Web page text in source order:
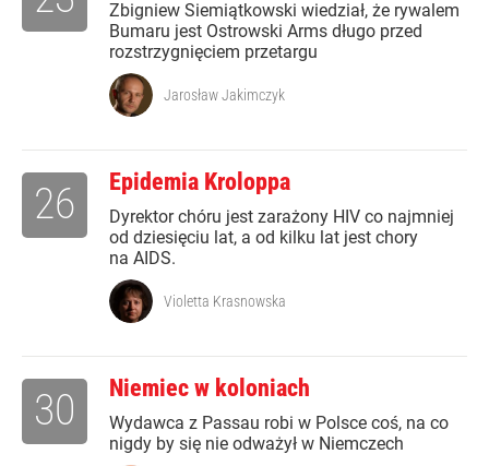
Zbigniew Siemiątkowski wiedział, że rywalem
Bumaru jest Ostrowski Arms długo przed
rozstrzygnięciem przetargu
Jarosław Jakimczyk
Epidemia Kroloppa
Dyrektor chóru jest zarażony HIV co najmniej
od dziesięciu lat, a od kilku lat jest chory
na AIDS.
26
Violetta Krasnowska
Niemiec w koloniach
Wydawca z Passau robi w Polsce coś, na co
nigdy by się nie odważył w Niemczech
30